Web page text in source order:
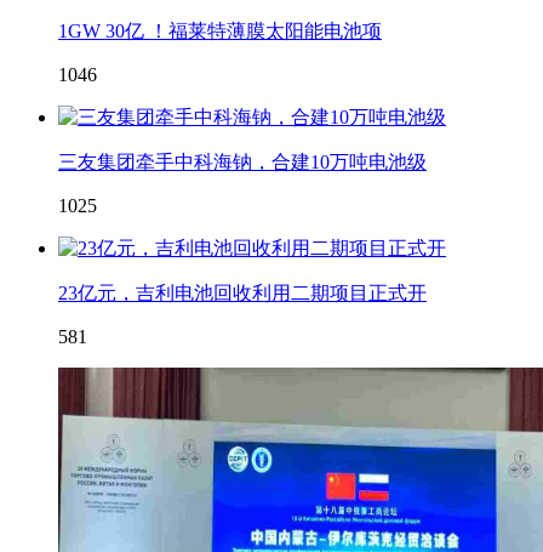
1GW 30亿 ！福莱特薄膜太阳能电池项
1046
三友集团牵手中科海钠，合建10万吨电池级
1025
23亿元，吉利电池回收利用二期项目正式开
581